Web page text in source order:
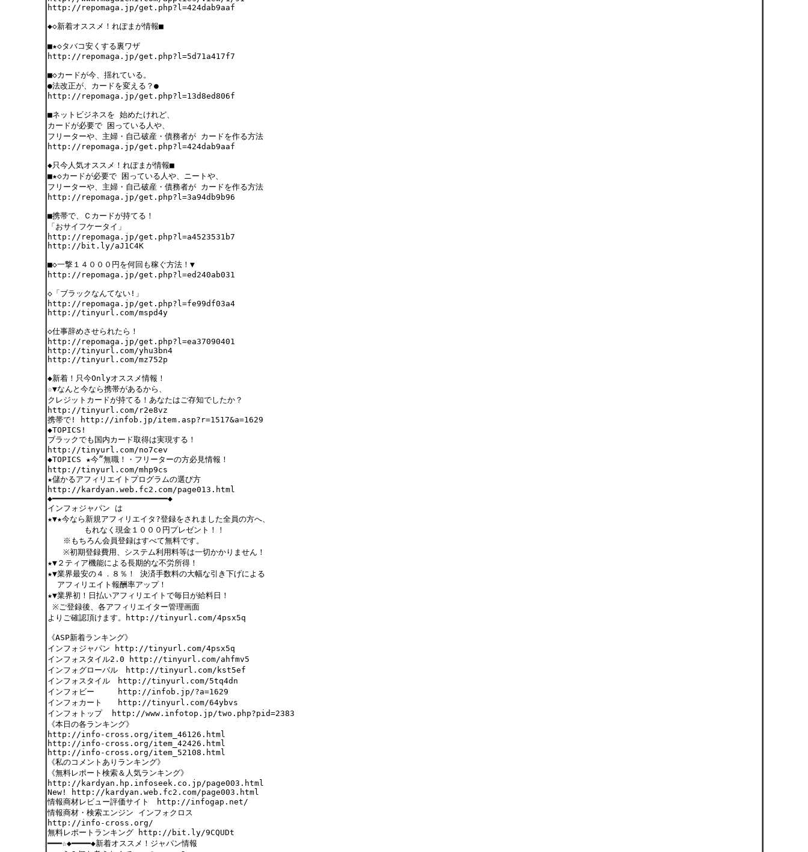
http://repomaga.jp/get.php?l=424dab9aaf
◆◇新着オススメ！れぽまが情報■
■★◇タバコ安くする裏ワザ
http://repomaga.jp/get.php?l=5d71a417f7
■◇カードが今、揺れている。
●法改正が、カードを変える？●
http://repomaga.jp/get.php?l=13d8ed806f
■ネットビジネスを 始めたけれど、
カードが必要で 困っている人や、
フリーターや、主婦・自己破産・債務者が カードを作る方法
http://repomaga.jp/get.php?l=424dab9aaf
◆只今人気オススメ！れぽまが情報■
■★◇カードが必要で 困っている人や、ニートや、
フリーターや、主婦・自己破産・債務者が カードを作る方法
http://repomaga.jp/get.php?l=3a94db9b96
■携帯で、Ｃカードが持てる！
「おサイフケータイ」
http://repomaga.jp/get.php?l=a4523531b7
http://bit.ly/aJ1C4K
■◇一撃１４０００円を何回も稼ぐ方法！▼
http://repomaga.jp/get.php?l=ed240ab031
◇「ブラックなんてない!」
http://repomaga.jp/get.php?l=fe99df03a4
http://tinyurl.com/mspd4y
◇仕事辞めさせられたら！
http://repomaga.jp/get.php?l=ea37090401
http://tinyurl.com/yhu3bn4
http://tinyurl.com/mz752p
◆新着！只今Onlyオススメ情報！
☆▼なんと今なら携帯があるから、
クレジットカードが持てる！あなたはご存知でしたか？
http://tinyurl.com/r2e8vz
携帯で! http://infob.jp/item.asp?r=1517&a=1629
◆TOPICS!
ブラックでも国内カード取得は実現する！
http://tinyurl.com/no7cev
◆TOPICS ★今”無職！・フリーターの方必見情報！
http://tinyurl.com/mhp9cs
★儲かるアフィリエイトプログラムの選び方
http://kardyan.web.fc2.com/page013.html
◆━━━━━━━━━━━━━━━━━━━━━━━━◆
インフォジャパン は
★▼★今なら新規アフィリエイタ?登録をされました全員の方へ、
もれなく現金１０００円プレゼント！！
※もちろん会員登録はすべて無料です。
※初期登録費用、システム利用料等は一切かかりません！
★▼２ティア機能による長期的な不労所得！
★▼業界最安の４．８％！ 決済手数料の大幅な引き下げによる
アフィリエイト報酬率アップ！
★▼業界初！日払いアフィリエイトで毎日が給料日！
※ご登録後、各アフィリエイター管理画面
よりご確認頂けます。http://tinyurl.com/4psx5q
《ASP新着ランキング》
インフォジャパン http://tinyurl.com/4psx5q
インフォスタイル2.0 http://tinyurl.com/ahfmv5
インフォグローバル http://tinyurl.com/kst5ef
インフォスタイル http://tinyurl.com/5tq4dn
インフォビー http://infob.jp/?a=1629
インフォカート http://tinyurl.com/64ybvs
インフォトップ http://www.infotop.jp/two.php?pid=2383
《本日の各ランキング》
http://info-cross.org/item_46126.html
http://info-cross.org/item_42426.html
http://info-cross.org/item_52108.html
《私のコメントありランキング》
《無料レポート検索＆人気ランキング》
http://kardyan.hp.infoseek.co.jp/page003.html
New! http://kardyan.web.fc2.com/page003.html
情報商材レビュー評価サイト http://infogap.net/
情報商材・検索エンジン インフォクロス
http://info-cross.org/
無料レポートランキング http://bit.ly/9CQUDt
━━━☆◆━━━━◆新着オススメ！ジャパン情報